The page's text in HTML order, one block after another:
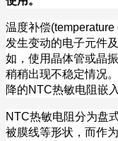
温度补偿
发生变动的电子元件
如，使用晶体管或晶
稍稍出现不稳定情况
降的NTC热敏电阻嵌
NTC热敏电阻分为盘式
被膜线等形状，而作